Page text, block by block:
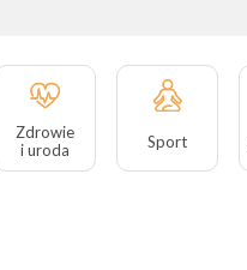
Zdrowie
i uroda
Sport